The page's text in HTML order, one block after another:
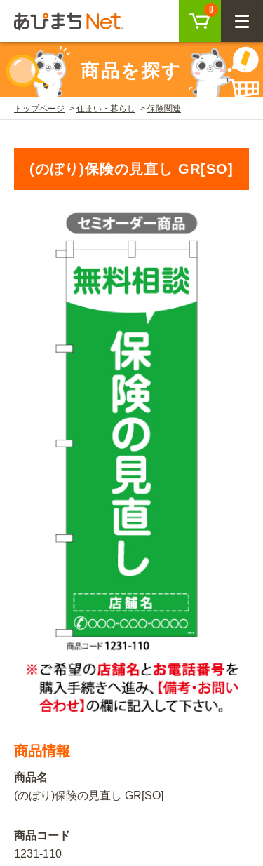
0
CLOSE
ログイン
会員登録
商品を探す
SEARCH
KEYWORD
注目キーワード
韓国グルメ
カルチャー・教養
車・バイク関連
関連アイテムを見る
ORIGINAL ORDER
ご利用ガイド
USER GUIDE
ご利用ガイド トップ
取り扱い商品一覧
既製デザイン商品注文方法
オリジナルオーダー注文方法
お届け納期と配送方法
お支払方法
初めての方へ
初めての方へ トップ
オリジナルオーダー制作事例
商品を探す
トップページ 住まい・暮らし 保険関連
(のぼり)保険の見直し GR[SO]
商品情報
商品名
(のぼり)保険の見直し GR[SO]
商品コード
1231-110